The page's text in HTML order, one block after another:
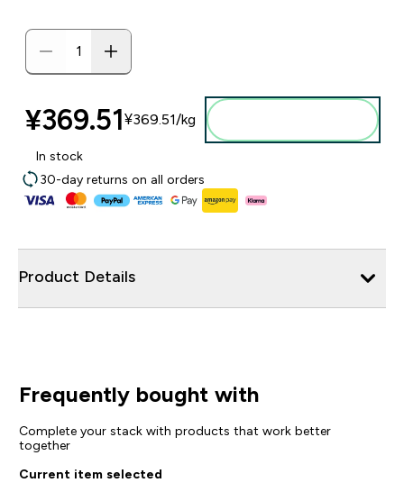
¥369.51‎¥369.51‎/kg
In stock
30-day returns on all orders
Product Details
Frequently bought with
Complete your stack with products that work better
together
Current item selected